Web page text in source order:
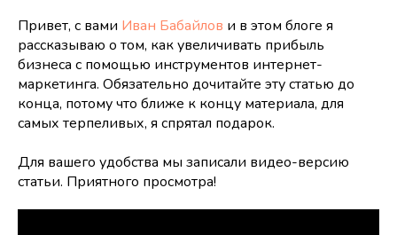
Привет, с вами Иван Бабайлов и в этом блоге я
рассказываю о том, как увеличивать прибыль
бизнеса с помощью инструментов интернет-
маркетинга. Обязательно дочитайте эту статью до
конца, потому что ближе к концу материала, для
самых терпеливых, я спрятал подарок.
Для вашего удобства мы записали видео-версию
статьи. Приятного просмотра!